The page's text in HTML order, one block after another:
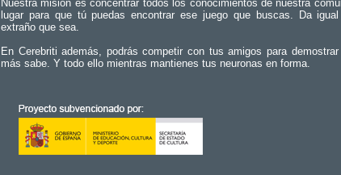
Nuestra misión es concentrar todos los conocimientos de nuestra
lugar para que tú puedas encontrar ese juego que buscas. Da
extraño que sea.
En Cerebriti además, podrás competir con tus amigos para
más sabe. Y todo ello mientras mantienes tus neuronas en forma.